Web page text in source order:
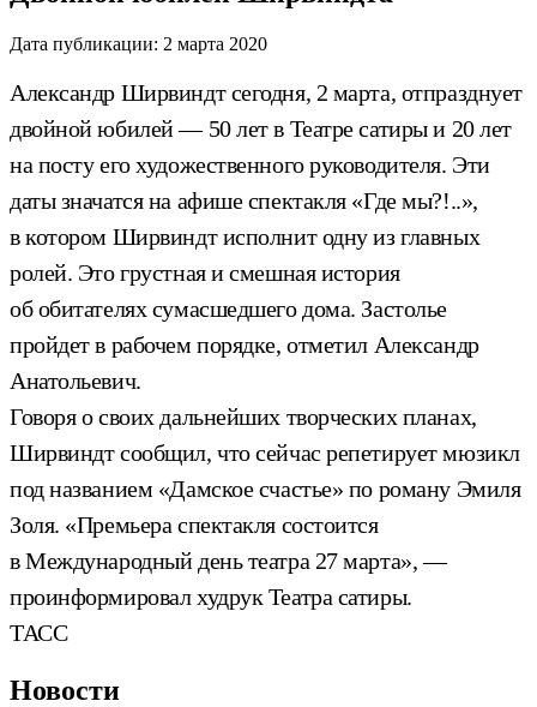
Дата публикации: 2 марта 2020
Александр Ширвиндт сегодня, 2 марта, отпразднует
двойной юбилей — 50 лет в Театре сатиры и 20 лет
на посту его художественного руководителя. Эти
даты значатся на афише спектакля «Где мы?!..»,
в котором Ширвиндт исполнит одну из главных
ролей. Это грустная и смешная история
об обитателях сумасшедшего дома. Застолье
пройдет в рабочем порядке, отметил Александр
Анатольевич.
Говоря о своих дальнейших творческих планах,
Ширвиндт сообщил, что сейчас репетирует мюзикл
под названием «Дамское счастье» по роману Эмиля
Золя. «Премьера спектакля состоится
в Международный день театра 27 марта», —
проинформировал худрук Театра сатиры.
ТАСС
Новости